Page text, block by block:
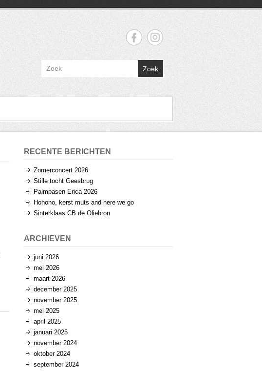
Zoek
RECENTE BERICHTEN
Zomerconcert 2026
Stille tocht Geesbrug
Palmpasen Erica 2026
Hohoho, kerst muts and here we go
Sinterklaas CB de Oliebron
ARCHIEVEN
juni 2026
mei 2026
maart 2026
december 2025
november 2025
mei 2025
april 2025
januari 2025
november 2024
oktober 2024
september 2024